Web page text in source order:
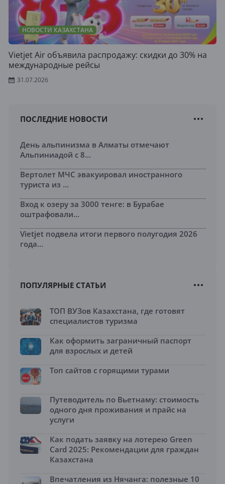
НОВОСТИ КАЗАХСТАНА
Vietjet Air объявила распродажу: скидки до 30% на
международные рейсы
31.07.2026
ПОСЛЕДНИЕ НОВОСТИ
День альпинизма в Алматы отмечают
Альпиниадой с 8...
Вертолет МЧС эвакуировал иностранного
туриста из ...
Вход к озеру за 3000 тенге: в Бурабае
оштрафовали...
Vietjet подвела итоги первого полугодия 2026
года...
ПОПУЛЯРНЫЕ СТАТЬИ
ТОП ВУЗов Казахстана, где готовят
специалистов туризма
Как оформить заграничный паспорт
для взрослых и детей
Топ сайтов с горящими турами
Путеводитель по Вьетнаму: стоимость
одного дня проживания и прайс на
услуги
Как подать заявку на лотерею Green
Card 2025: Рекомендации для граждан
Казахстана
Впечатления из Нячанга: полезные 10